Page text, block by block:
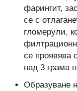
фарингит,
се с
гломерули,
се проявява
над 3 грама
Образуване